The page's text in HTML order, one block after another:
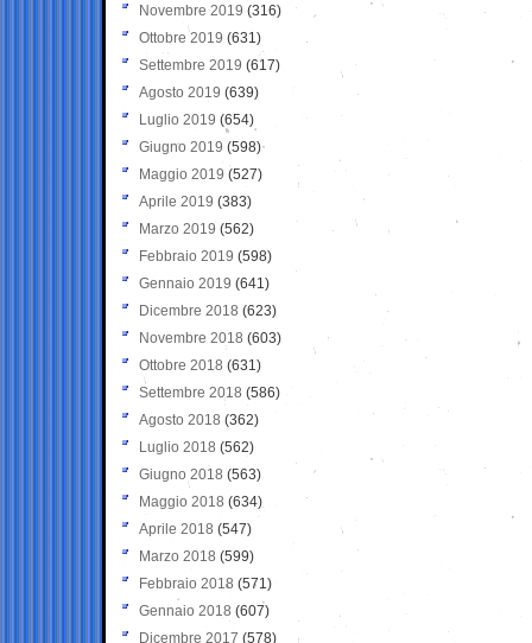
Novembre 2019 (316)
Ottobre 2019 (631)
Settembre 2019 (617)
Agosto 2019 (639)
Luglio 2019 (654)
Giugno 2019 (598)
Maggio 2019 (527)
Aprile 2019 (383)
Marzo 2019 (562)
Febbraio 2019 (598)
Gennaio 2019 (641)
Dicembre 2018 (623)
Novembre 2018 (603)
Ottobre 2018 (631)
Settembre 2018 (586)
Agosto 2018 (362)
Luglio 2018 (562)
Giugno 2018 (563)
Maggio 2018 (634)
Aprile 2018 (547)
Marzo 2018 (599)
Febbraio 2018 (571)
Gennaio 2018 (607)
Dicembre 2017 (578)